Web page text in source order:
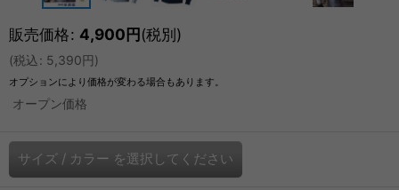
販売価格: 4,900円(税別)
(税込: 5,390円)
オプションにより価格が変わる場合もあります。
オープン価格
サイズ / カラー を選択してください